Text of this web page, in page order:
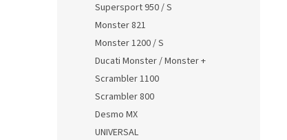
Supersport 950 / S
Monster 821
Monster 1200 / S
Ducati Monster / Monster +
Scrambler 1100
Scrambler 800
Desmo MX
UNIVERSAL